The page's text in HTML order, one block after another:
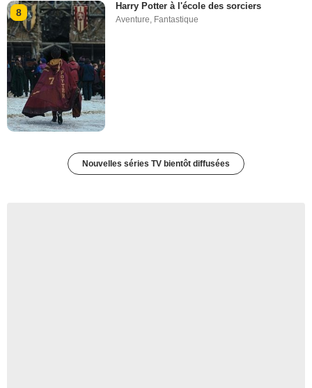
8
Harry Potter à l'école des sorciers
Aventure, Fantastique
Nouvelles séries TV bientôt diffusées